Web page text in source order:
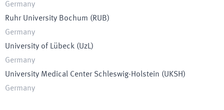
Germany
Ruhr University Bochum (RUB)
Germany
University of Lübeck (UzL)
Germany
University Medical Center Schleswig-Holstein (UKSH)
Germany